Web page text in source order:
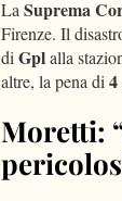
La Suprema
Firenze. Il
di Gplalla
altre, la pena di
Moretti: